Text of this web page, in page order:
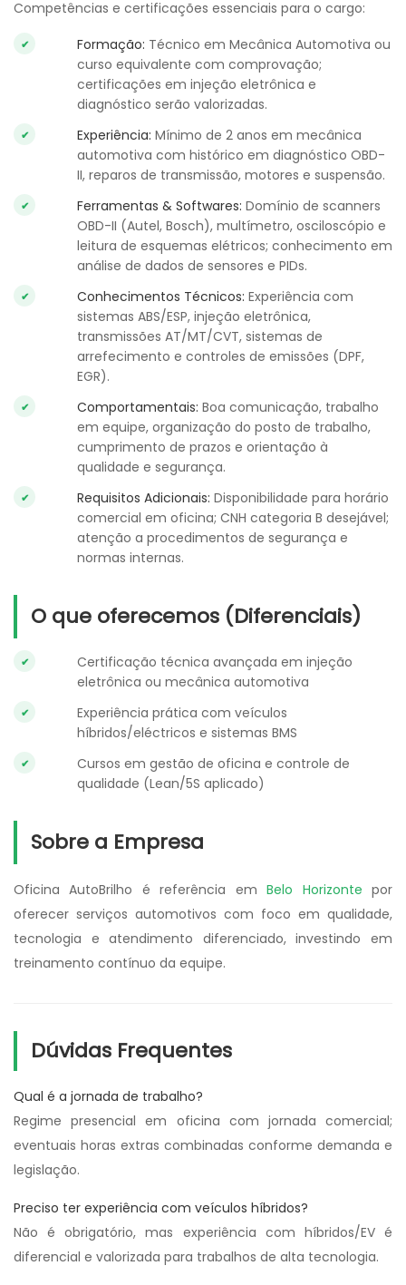
Competências e certificações essenciais para o cargo:
Formação: Técnico em Mecânica Automotiva ou
curso equivalente com comprovação;
certificações em injeção eletrônica e
diagnóstico serão valorizadas.
Experiência: Mínimo de 2 anos em mecânica
automotiva com histórico em diagnóstico OBD-
II, reparos de transmissão, motores e suspensão.
Ferramentas & Softwares: Domínio de scanners
OBD-II (Autel, Bosch), multímetro, osciloscópio e
leitura de esquemas elétricos; conhecimento em
análise de dados de sensores e PIDs.
Conhecimentos Técnicos: Experiência com
sistemas ABS/ESP, injeção eletrônica,
transmissões AT/MT/CVT, sistemas de
arrefecimento e controles de emissões (DPF,
EGR).
Comportamentais: Boa comunicação, trabalho
em equipe, organização do posto de trabalho,
cumprimento de prazos e orientação à
qualidade e segurança.
Requisitos Adicionais: Disponibilidade para horário
comercial em oficina; CNH categoria B desejável;
atenção a procedimentos de segurança e
normas internas.
O que oferecemos (Diferenciais)
Certificação técnica avançada em injeção
eletrônica ou mecânica automotiva
Experiência prática com veículos
híbridos/eléctricos e sistemas BMS
Cursos em gestão de oficina e controle de
qualidade (Lean/5S aplicado)
Sobre a Empresa
Oficina AutoBrilho é referência emBelo Horizonte por
oferecer serviços automotivos com foco em qualidade,
tecnologia e atendimento diferenciado, investindo em
treinamento contínuo da equipe.
Dúvidas Frequentes
Qual é a jornada de trabalho?
Regime presencial em oficina com jornada comercial;
eventuais horas extras combinadas conforme demanda e
legislação.
Preciso ter experiência com veículos híbridos?
Não é obrigatório, mas experiência com híbridos/EV é
diferencial e valorizada para trabalhos de alta tecnologia.